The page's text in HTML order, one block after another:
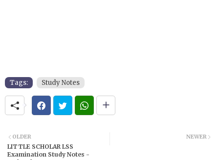
Tags: Study Notes
NEWER
OLDER
LITTLE SCHOLAR LSS
Examination Study Notes -